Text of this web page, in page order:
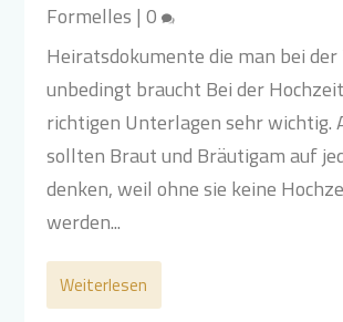
Formelles |0
Heiratsdokumente die man bei der
unbedingt braucht Bei der
richtigen Unterlagen sehr wichtig.
sollten Braut und Bräutigam auf
denken, weil ohne sie keine
werden...
Weiterlesen